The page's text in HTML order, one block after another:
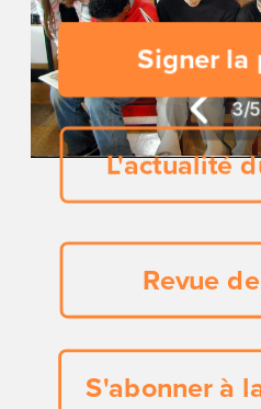
Signer
L'actualité
Revue
S'abonner à
3/5